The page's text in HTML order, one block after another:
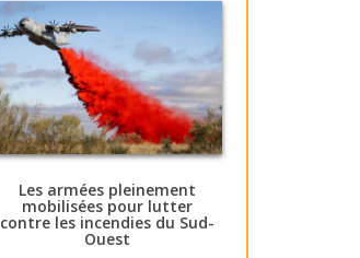
Les armées pleinement
mobilisées pour lutter
contre les incendies du Sud-
Ouest